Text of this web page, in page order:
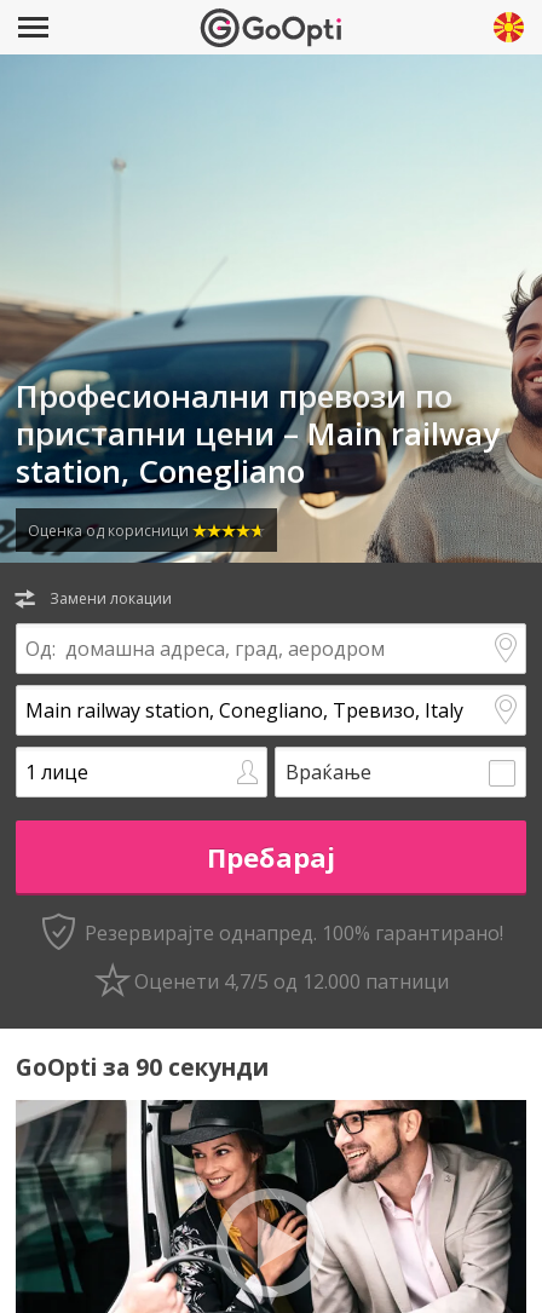
Професионални превози по
пристапни цени – Main railway
station, Conegliano
Оценка од корисници
Замени локации
Враќање
Резервирајте однапред. 100% гарантирано!
Оценети 4,7/5 од 12.000 патници
GoOpti за 90 секунди